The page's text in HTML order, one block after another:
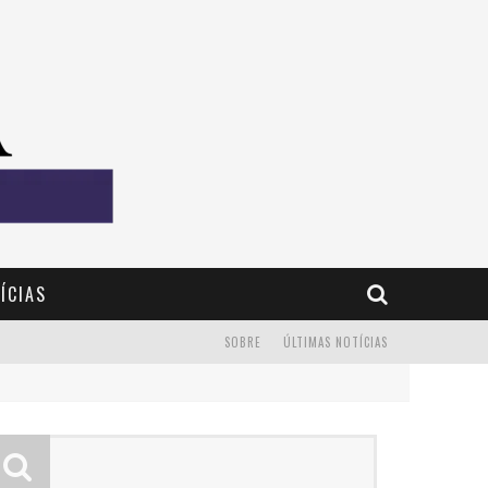
ÚLTIMAS NOTÍCIAS
SOBRE